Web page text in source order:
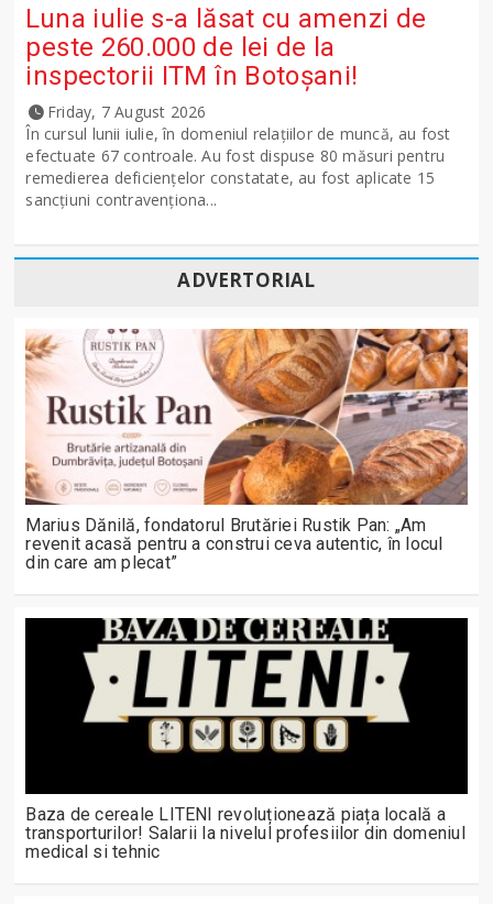
Luna iulie s-a lăsat cu amenzi de
peste 260.000 de lei de la
inspectorii ITM în Botoșani!
Friday, 7 August 2026
În cursul lunii iulie, în domeniul relațiilor de muncă, au fost
efectuate 67 controale. Au fost dispuse 80 măsuri pentru
remedierea deficiențelor constatate, au fost aplicate 15
sancţiuni contravenționa...
ADVERTORIAL
Marius Dănilă, fondatorul Brutăriei Rustik Pan: „Am
revenit acasă pentru a construi ceva autentic, în locul
din care am plecat”
Baza de cereale LITENI revoluționează piața locală a
transporturilor! Salarii la nivelul profesiilor din domeniul
medical si tehnic